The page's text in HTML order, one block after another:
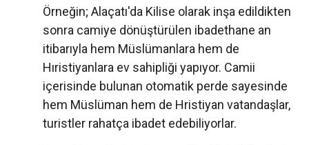
Örneğin; Alaçatı'da Kilise olarak inşa edildikten
sonra camiye dönüştürülen ibadethane an
itibarıyla hem Müslümanlara hem de
Hıristiyanlara ev sahipliği yapıyor. Camii
içerisinde bulunan otomatik perde sayesinde
hem Müslüman hem de Hristiyan vatandaşlar,
turistler rahatça ibadet edebiliyorlar.